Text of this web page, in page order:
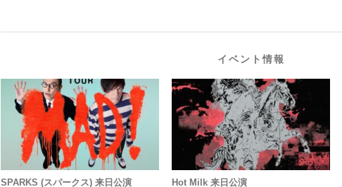
イベント情報
SPARKS (スパークス) 来日公演 Hot Milk 来日公演